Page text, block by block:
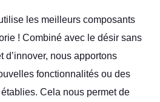
les meilleurs composants
! Combiné avec le désir sans
d’innover, nous apportons
fonctionnalités ou des
Cela nous permet de